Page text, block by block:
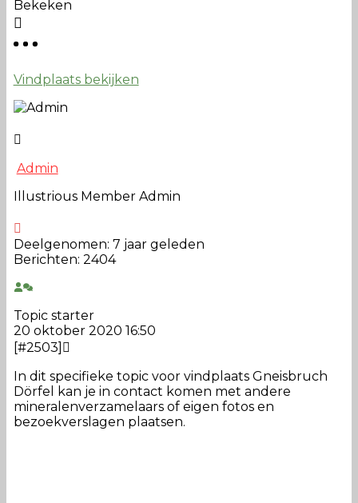
Bekeken
Vindplaats bekijken
Admin
Illustrious Member Admin
Deelgenomen: 7 jaar geleden
Berichten: 2404
Topic starter
20 oktober 2020 16:50
[#2503]
In dit specifieke topic voor vindplaats Gneisbruch
Dörfel kan je in contact komen met andere
mineralenverzamelaars of eigen fotos en
bezoekverslagen plaatsen.